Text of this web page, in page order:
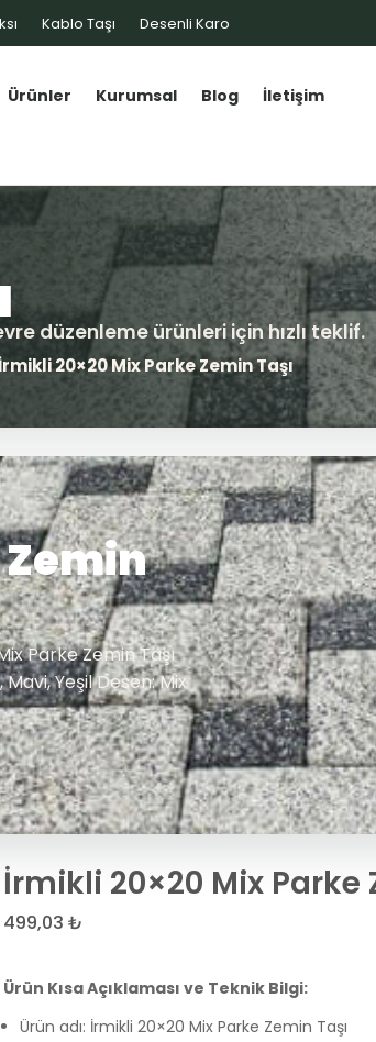
Kablo Taşı Desenli Karo
Ürünler Kurumsal Blog İletişim
20×20 Mix Parke Zemin Taşı
Parke Zemin Taşı
Yeşil Desen: Mix
İrmikli 20×20 Mix Parke
499,03 ₺
Ürün Kısa Açıklaması ve Teknik Bilgi:
Ürün adı: İrmikli 20×20 Mix Parke Zemin Taşı